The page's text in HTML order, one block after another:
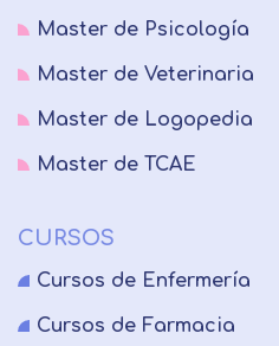
Master de Psicología
Master de Veterinaria
Master de Logopedia
Master de TCAE
CURSOS
Cursos de Enfermería
Cursos de Farmacia